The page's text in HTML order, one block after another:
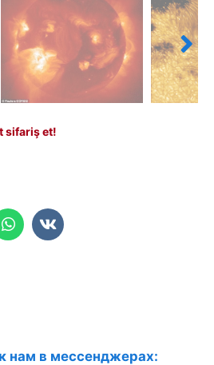
sifariş et!
нам в мессенджерах: